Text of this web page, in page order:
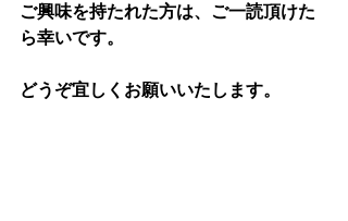
ご興味を持たれた方は、ご一読頂けた
ら幸いです。
どうぞ宜しくお願いいたします。